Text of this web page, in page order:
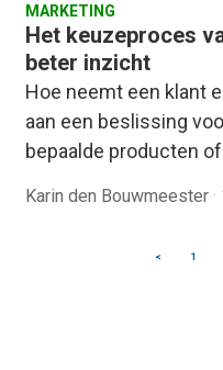
MARKETING
Het keuzeproces
beter inzicht
Hoe neemt een klant
aan een beslissing
bepaalde producten
Karin den Bouwmeester ·
< 1